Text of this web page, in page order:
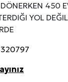
450
YOL